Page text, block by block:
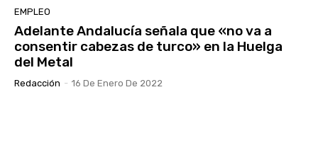
EMPLEO
Adelante Andalucía señala que «no va a
consentir cabezas de turco» en la Huelga
del Metal
Redacción - 16 De Enero De 2022